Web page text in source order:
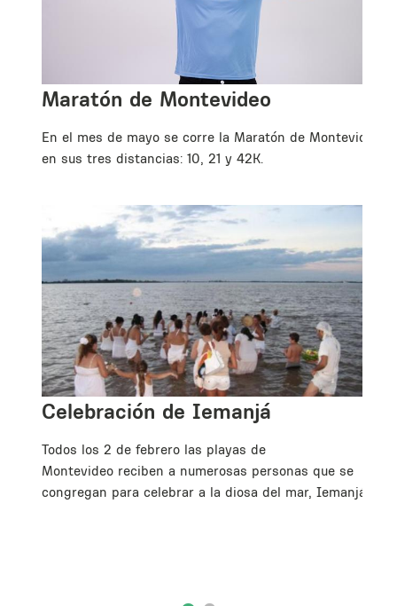
Maratón de Montevideo
En el mes de mayo se corre la Maratón de Montevideo
en sus tres distancias: 10, 21 y 42K.
Celebración de Iemanjá
Todos los 2 de febrero las playas de
Montevideo reciben a numerosas personas que se
congregan para celebrar a la diosa del mar, Iemanjá.